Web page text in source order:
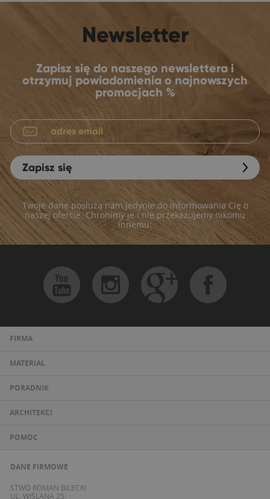
Newsletter
Zapisz się do naszego newslettera i
otrzymuj powiadomienia o najnowszych
promocjach %
Zapisz się
Twoje dane posłużą nam jedynie do informowania Cię o
naszej ofercie. Chronimy je i nie przekazujemy nikomu
innemu.
FIRMA
MATERIAŁ
PORADNIK
ARCHITEKCI
POMOC
DANE FIRMOWE
STWD ROMAN BILECKI
UL. WIŚLANA 25,